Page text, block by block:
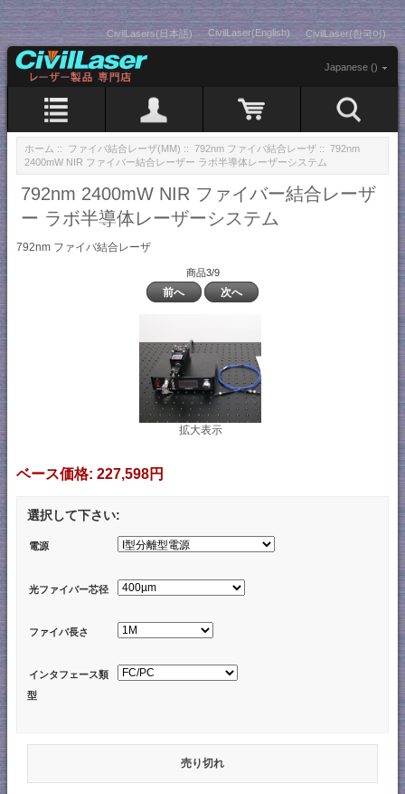
CivilLasers(日本語) CivilLaser(English) CivilLaser(한국어)
Japanese ()
ホーム :: ファイバ結合レーザ(MM) :: 792nm ファイバ結合レーザ :: 792nm
2400mW NIR ファイバー結合レーザー ラボ半導体レーザーシステム
792nm 2400mW NIR ファイバー結合レーザ
ー ラボ半導体レーザーシステム
792nm ファイバ結合レーザ
商品3/9
前へ 次へ
拡大表示
ベース価格: 227,598円
選択して下さい:
電源
光ファイバー芯径
ファイバ長さ
インタフェース類
型
売り切れ